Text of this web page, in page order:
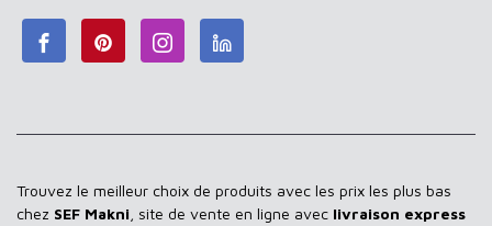
Trouvez le meilleur choix de produits avec les prix les plus bas
chez SEF Makni, site de vente en ligne avec livraison express